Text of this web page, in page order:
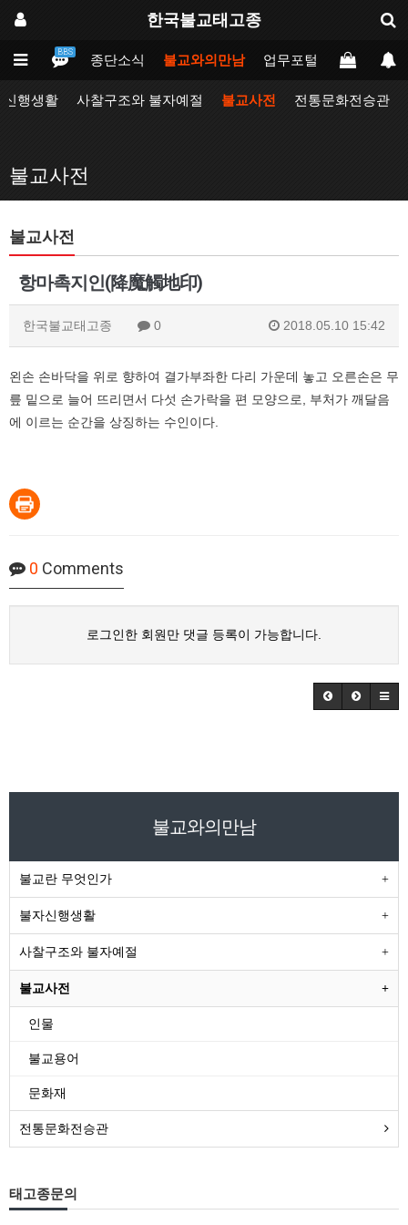
한국불교태고종
BBS
태고종 종단소식 불교와의만남 업무포털 동방불교대
신행생활 사찰구조와 불자예절 불교사전 전통문화전승관
불교사전
불교사전
항마촉지인(降魔觸地印)
한국불교태고종 0 2018.05.10 15:42
왼손 손바닥을 위로 향하여 결가부좌한 다리 가운데 놓고 오른손은 무
릎 밑으로 늘어 뜨리면서 다섯 손가락을 편 모양으로, 부처가 깨달음
에 이르는 순간을 상징하는 수인이다.
0 Comments
로그인한 회원만 댓글 등록이 가능합니다.
불교와의만남
불교란 무엇인가
불자신행생활
사찰구조와 불자예절
불교사전
인물
불교용어
문화재
전통문화전승관
태고종문의